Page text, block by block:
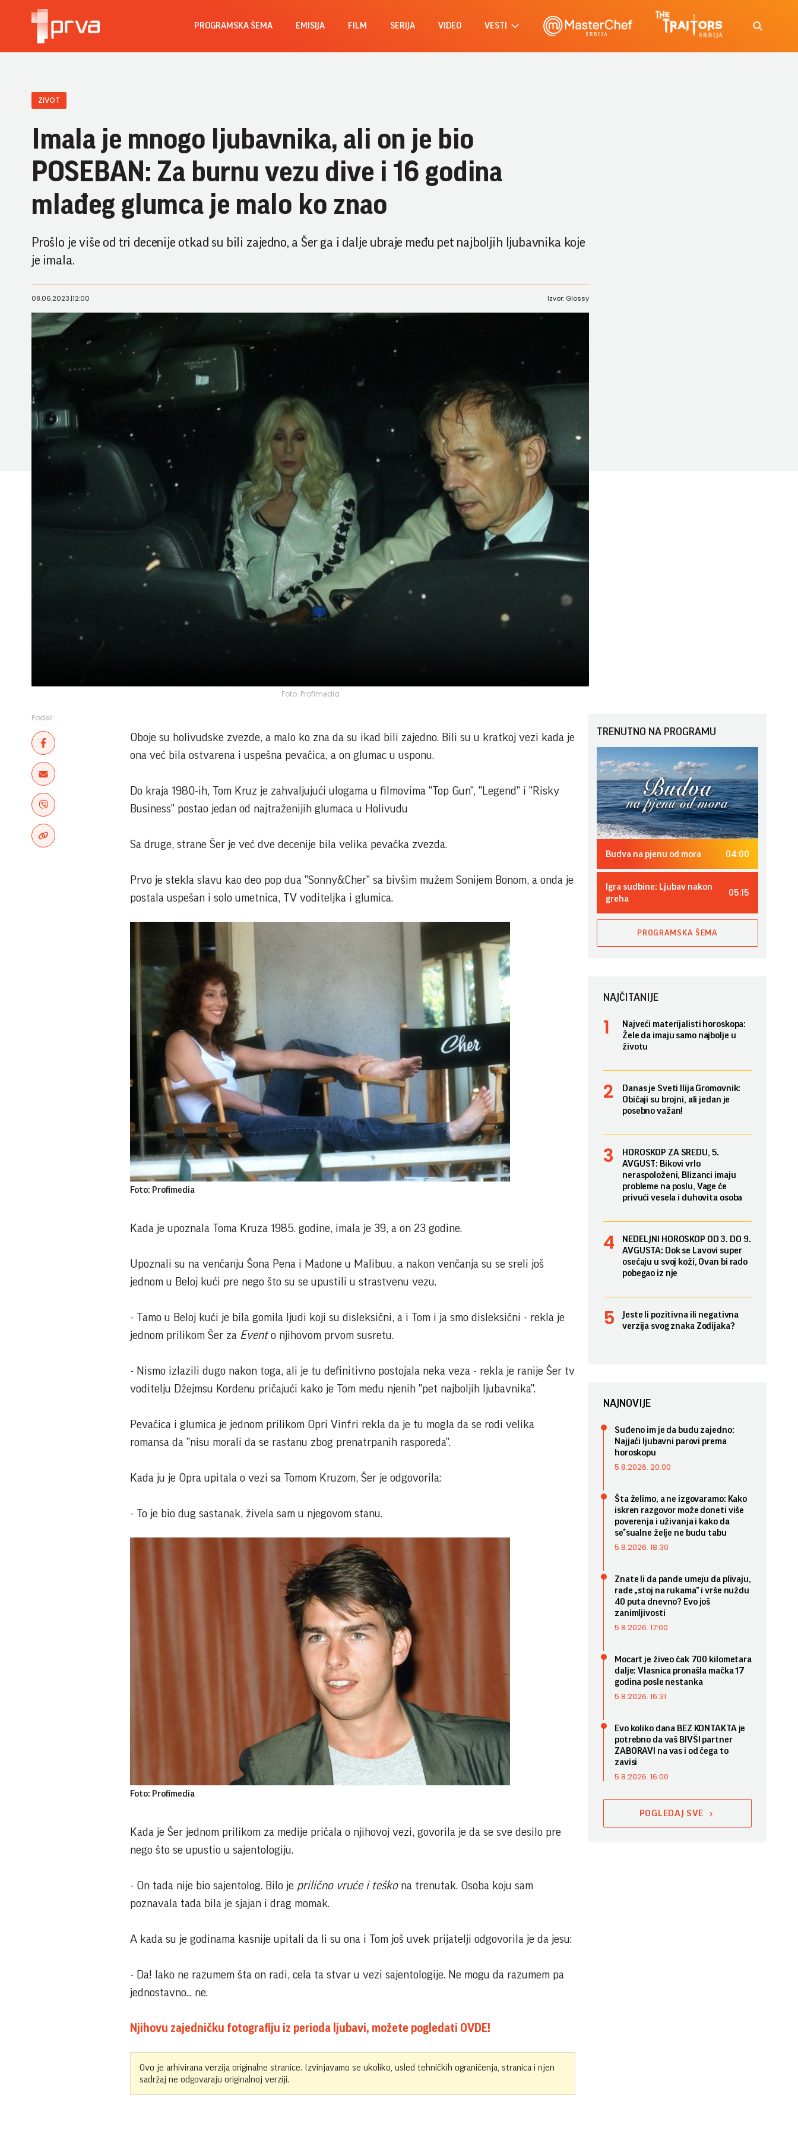
PROGRAMSKA ŠEMA EMISIJA FILM SERIJA VIDEO VESTI
ZIVOT
Imala je mnogo ljubavnika, ali on je bio
POSEBAN: Za burnu vezu dive i 16 godina
mlađeg glumca je malo ko znao
Prošlo je više od tri decenije otkad su bili zajedno, a Šer ga i dalje ubraje među pet najboljih ljubavnika koje
je imala.
Foto: Profimedia
08.06.2023.|12:00 Izvor: Glossy
Podeli:
Oboje su holivudske zvezde, a malo ko zna da su ikad bili zajedno. Bili su u kratkoj vezi kada je
ona već bila ostvarena i uspešna pevačica, a on glumac u usponu.
Do kraja 1980-ih, Tom Kruz je zahvaljujući ulogama u filmovima "Top Gun", "Legend" i "Risky
Business" postao jedan od najtraženijih glumaca u Holivudu
Sa druge, strane Šer je već dve decenije bila velika pevačka zvezda.
Prvo je stekla slavu kao deo pop dua "Sonny&Cher" sa bivšim mužem Sonijem Bonom, a onda je
postala uspešan i solo umetnica, TV voditeljka i glumica.
Foto: Profimedia
Kada je upoznala Toma Kruza 1985. godine, imala je 39, a on 23 godine.
Upoznali su na venčanju Šona Pena i Madone u Malibuu, a nakon venčanja su se sreli još
jednom u Beloj kući pre nego što su se upustili u strastvenu vezu.
- Tamo u Beloj kući je bila gomila ljudi koji su disleksični, a i Tom i ja smo disleksični - rekla je
jednom prilikom Šer za Evento njihovom prvom susretu.
- Nismo izlazili dugo nakon toga, ali je tu definitivno postojala neka veza - rekla je ranije Šer tv
voditelju Džejmsu Kordenu pričajući kako je Tom među njenih "pet najboljih ljubavnika".
Pevačica i glumica je jednom prilikom Opri Vinfri rekla da je tu mogla da se rodi velika
romansa da "nisu morali da se rastanu zbog prenatrpanih rasporeda".
Kada ju je Opra upitala o vezi sa Tomom Kruzom, Šer je odgovorila:
- To je bio dug sastanak, živela sam u njegovom stanu.
Foto: Profimedia
Kada je Šer jednom prilikom za medije pričala o njihovoj vezi, govorila je da se sve desilo pre
nego što se upustio u sajentologiju.
- On tada nije bio sajentolog. Bilo je prilično vruće i teško na trenutak. Osoba koju sam
poznavala tada bila je sjajan i drag momak.
A kada su je godinama kasnije upitali da li su ona i Tom još uvek prijatelji odgovorila je da jesu:
- Da! Iako ne razumem šta on radi, cela ta stvar u vezi sajentologije. Ne mogu da razumem pa
jednostavno... ne.
Njihovu zajedničku fotografiju iz perioda ljubavi, možete pogledati OVDE!
Ovo je arhivirana verzija originalne stranice. Izvinjavamo se ukoliko, usled tehničkih ograničenja, stranica i njen
sadržaj ne odgovaraju originalnoj verziji.
TRENUTNO NA PROGRAMU
Budva na pjenu od mora 04:00
Igra sudbine: Ljubav nakon
greha
05:15
PROGRAMSKA ŠEMA
NAJČITANIJE
Najveći materijalisti horoskopa:
Žele da imaju samo najbolje u
životu
Danas je Sveti Ilija Gromovnik:
Običaji su brojni, ali jedan je
posebno važan!
HOROSKOP ZA SREDU, 5.
AVGUST: Bikovi vrlo
neraspoloženi, Blizanci imaju
probleme na poslu, Vage će
privući vesela i duhovita osoba
NEDELJNI HOROSKOP OD 3. DO 9.
AVGUSTA: Dok se Lavovi super
osećaju u svoj koži, Ovan bi rado
pobegao iz nje
Jeste li pozitivna ili negativna
verzija svog znaka Zodijaka?
NAJNOVIJE
Suđeno im je da budu zajedno:
Najjači ljubavni parovi prema
horoskopu
5.8.2026. 20:00
Šta želimo, a ne izgovaramo: Kako
iskren razgovor može doneti više
poverenja i uživanja i kako da
se*sualne želje ne budu tabu
5.8.2026. 18:30
Znate li da pande umeju da plivaju,
rade „stoj na rukama” i vrše nuždu
40 puta dnevno? Evo još
zanimljivosti
5.8.2026. 17:00
Mocart je živeo čak 700 kilometara
dalje: Vlasnica pronašla mačka 17
godina posle nestanka
5.8.2026. 16:31
Evo koliko dana BEZ KONTAKTA je
potrebno da vaš BIVŠI partner
ZABORAVI na vas i od čega to
zavisi
5.8.2026. 16:00
POGLEDAJ SVE